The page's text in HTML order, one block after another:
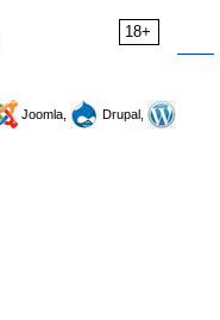
18+
Joomla,
Drupal,